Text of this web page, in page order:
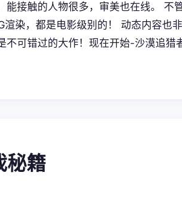
能接触的人物很多，审美也在线。 不
渲染，都是电影级别的！ 动态内容也
不可错过的大作！现在开始-沙漠追猎
秘籍